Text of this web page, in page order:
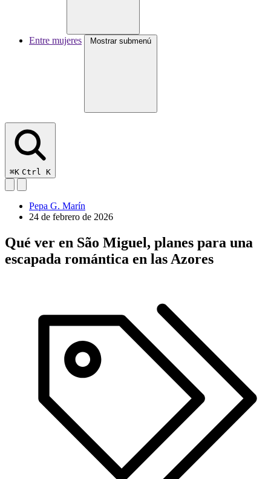
Entre mujeres Mostrar submenú
⌘K Ctrl K
Pepa G. Marín
24 de febrero de 2026
Qué ver en São Miguel, planes para una
escapada romántica en las Azores